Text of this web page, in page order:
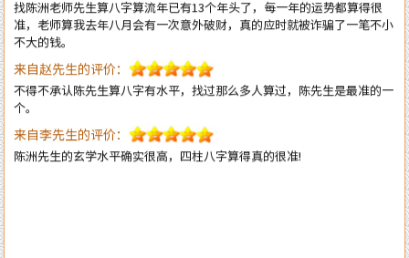
来自赵先生的评价：
不得不承认陈先生算八字有水平，找过那么多人算过，陈先生是最准的一
个。
来自李先生的评价：
陈洲先生的玄学水平确实很高，四柱八字算得真的很准!
来自郭女士的评价：
陈大师的风水学术真实用，本人是做美容护理的，去年在广州番禺粤海天
河城开了家美容店连续亏损了7个月，今年找到陈洲大师看了以后店内布